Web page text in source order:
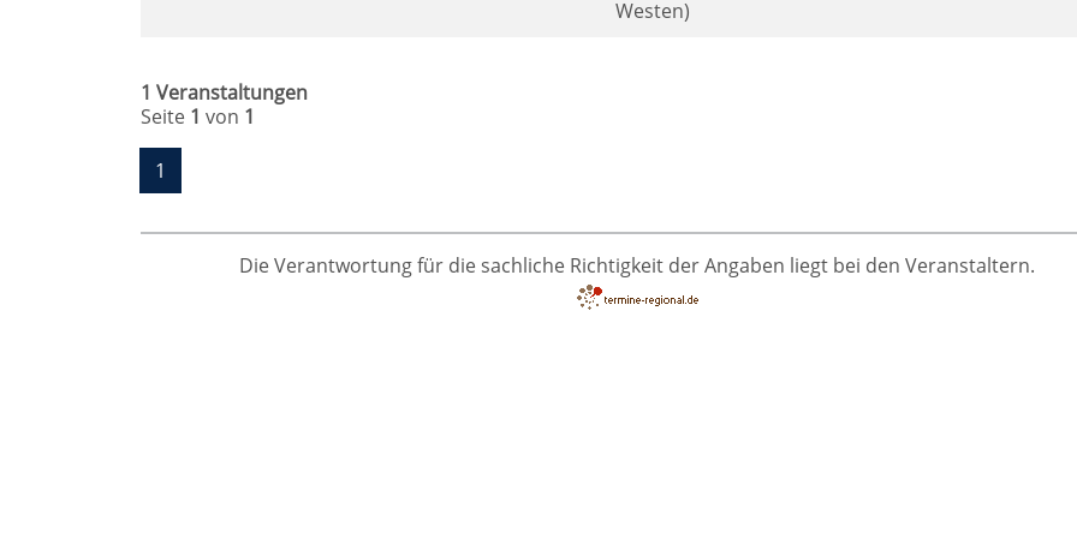
Westen)
1 Veranstaltungen
Seite 1 von 1
1
Die Verantwortung für die sachliche Richtigkeit der Angaben liegt bei den Veranstaltern.